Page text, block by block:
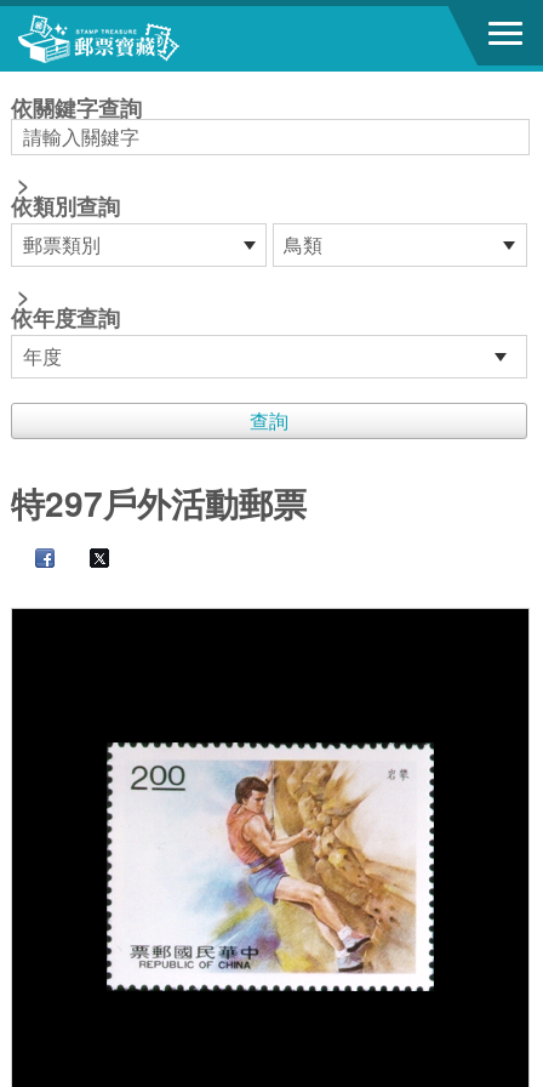
跳到主要內容區塊
依關鍵字查詢
>
依類別查詢
>
依年度查詢
特297戶外活動郵票